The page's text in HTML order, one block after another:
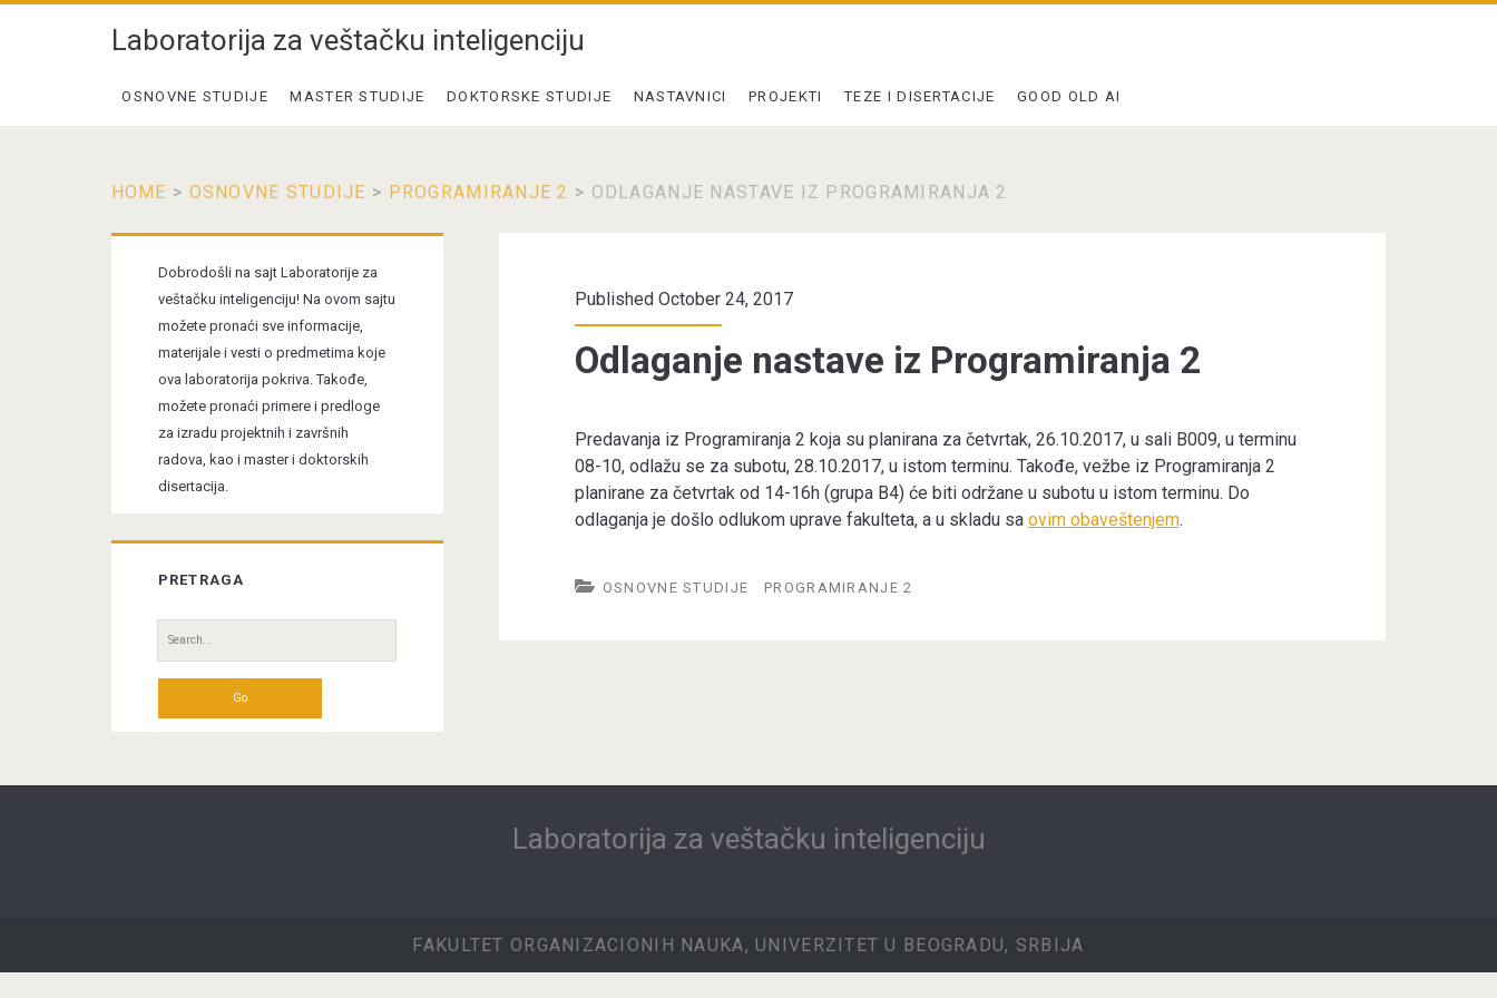
Laboratorija za veštačku inteligenciju
OSNOVNE STUDIJE MASTER STUDIJE DOKTORSKE STUDIJE NASTAVNICI PROJEKTI TEZE I DISERTACIJE GOOD OLD AI
HOME > OSNOVNE STUDIJE > PROGRAMIRANJE 2 > ODLAGANJE NASTAVE IZ PROGRAMIRANJA 2
Published October 24, 2017
Odlaganje nastave iz Programiranja 2
Predavanja iz Programiranja 2 koja su planirana za četvrtak, 26.10.2017, u sali B009, u terminu
08-10, odlažu se za subotu, 28.10.2017, u istom terminu. Takođe, vežbe iz Programiranja 2
planirane za četvrtak od 14-16h (grupa B4) će biti održane u subotu u istom terminu. Do
odlaganja je došlo odlukom uprave fakulteta, a u skladu sa ovim obaveštenjem.
OSNOVNE STUDIJE PROGRAMIRANJE 2
Sidebar
Dobrodošli na sajt Laboratorije za
veštačku inteligenciju! Na ovom sajtu
možete pronaći sve informacije,
materijale i vesti o predmetima koje
ova laboratorija pokriva. Takođe,
možete pronaći primere i predloge
za izradu projektnih i završnih
radova, kao i master i doktorskih
disertacija.
PRETRAGA
Search
for:
Laboratorija za veštačku inteligenciju
FAKULTET ORGANIZACIONIH NAUKA, UNIVERZITET U BEOGRADU, SRBIJA